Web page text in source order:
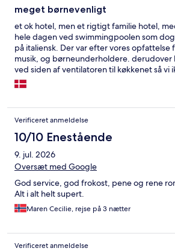
meget børnevenligt
et ok hotel, men et rigtigt familie hotel,
hele dagen ved swimmingpoolen som
på italiensk. Der var efter vores opfattelse
musik, og børneunderholdere. derudover
ved siden af ventilatoren til køkkenet så vi
dør når den kørte. Vil ikke anbefale stedet
uden børn, medmindre man vi føle sig midt
Verificeret anmeldelse
10/10 Enestående
9. jul. 2026
Oversæt med Google
God service, god frokost, pene og rene
Alt i alt helt supert.
Maren Cecilie, rejse på 3 nætter
Verificeret anmeldelse